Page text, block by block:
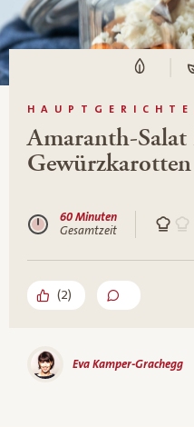
Amaranth-
60 Minuten
Gesamtzeit
(2)
Eva Kamper-Grachegg